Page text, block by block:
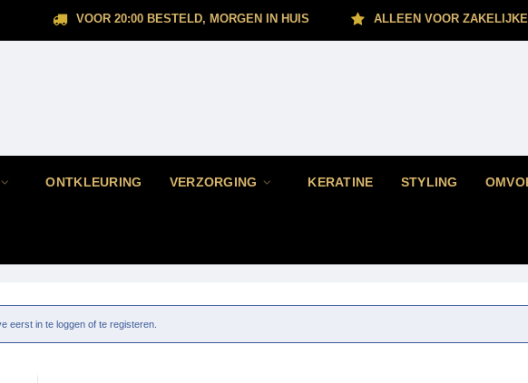
VOOR 20:00 BESTELD, MORGEN IN HUIS ALLEEN VOOR
ONTKLEURING VERZORGING KERATINE STYLING
eerst in te loggen of te registeren.